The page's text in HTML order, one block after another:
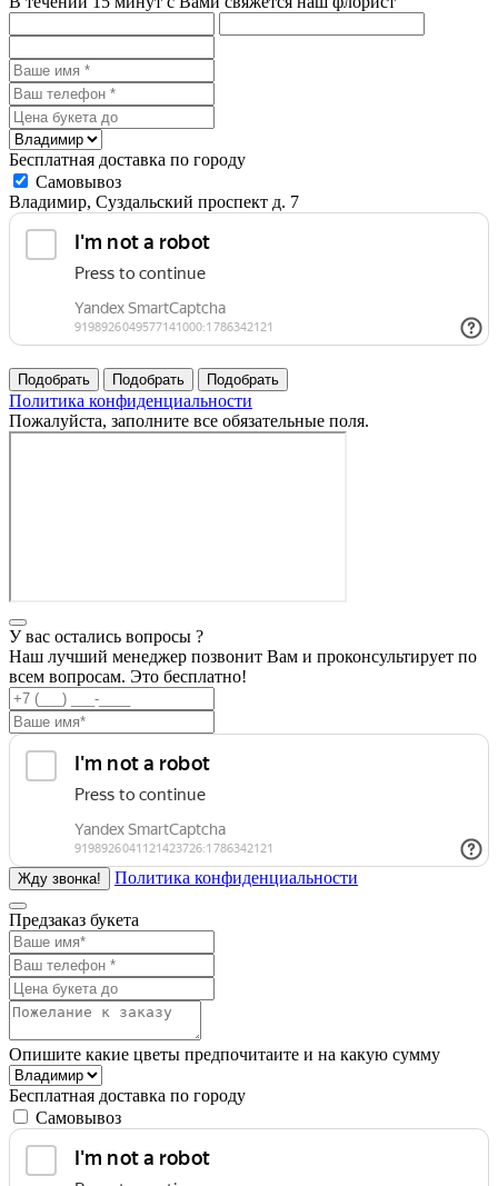
Бесплатная доставка по городу
Самовывоз
Владимир, Суздальский проспект д. 7
Политика конфиденциальности
Пожалуйста, заполните все обязательные поля.
У вас остались вопросы ?
Наш лучший менеджер позвонит Вам и проконсультирует по
всем вопросам. Это бесплатно!
Политика конфиденциальности
Предзаказ букета
Опишите какие цветы предпочитаите и на какую сумму
Бесплатная доставка по городу
Самовывоз